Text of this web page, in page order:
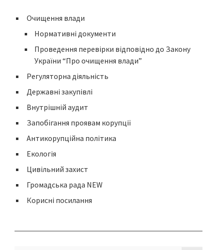
Очищення влади
Нормативні документи
Проведення перевірки відповідно до Закону
України “Про очищення влади”
Регуляторна діяльність
Державні закупівлі
Внутрішній аудит
Запобігання проявам корупції
Антикорупційна політика
Екологія
Цивільний захист
Громадська рада NEW
Корисні посилання